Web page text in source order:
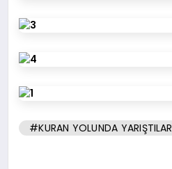
#KURAN YOLUNDA YARIŞTILAR